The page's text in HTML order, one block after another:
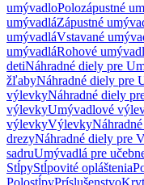
umývadloPolozápustné
umývadláZápustné
umývadláVstavané
umývadláRohové
detiNáhradné diely pre
žľabyNáhradné diely pre
výlevkyNáhradné diely
výlevkyUmývadlové
výlevkyVýlevky
drezyNáhradné diely pre
sadruUmývadlá pre
StĺpyStĺpovité opláštenia
PolostĺpyPríslušenstvo